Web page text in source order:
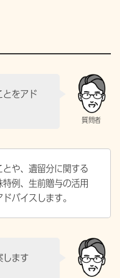
とをアド
や、遺留分に関する
特例、生前贈与の活用
バイスします。
します